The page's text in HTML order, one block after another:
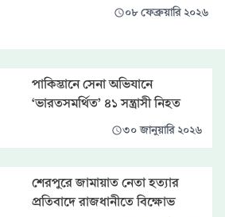
০৮ ফেব্রুয়ারি ২০২৬
পাকিস্তানে সেনা অভিযানে
‘ভারতসমর্থিত’ ৪১ সন্ত্রাসী নিহত
৩০ জানুয়ারি ২০২৬
শেরপুরে জামায়াত নেতা হত্যার
প্রতিবাদে রাজধানীতে বিক্ষোভ